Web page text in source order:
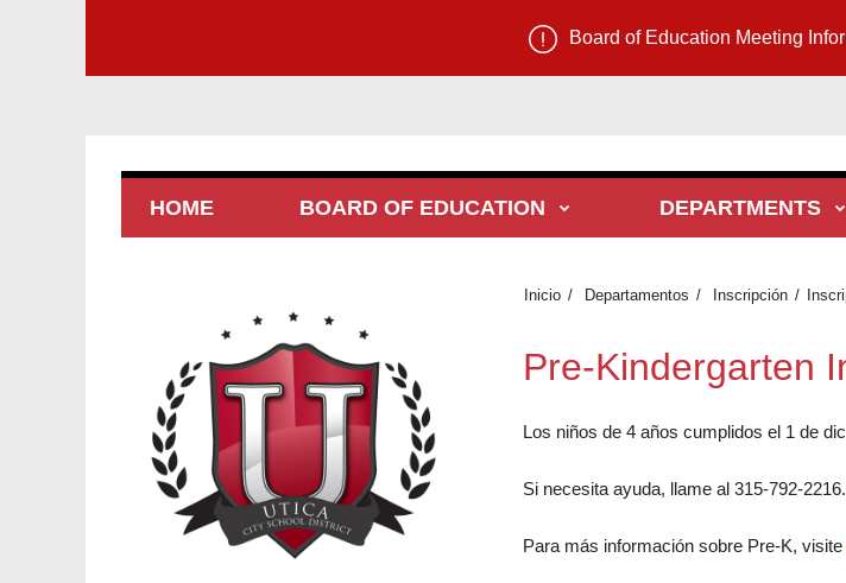
Board of Education Meeting
HOME BOARD OF EDUCATION DEPARTMENTS
Inicio Departamentos Inscripción
Pre-Kindergarten
Los niños de 4 años cumplidos el 1 de
Si necesita ayuda, llame al 315-792-2216.
Para más información sobre Pre-K, visite